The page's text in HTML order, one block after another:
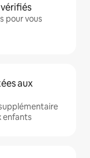
pour vous
aux
enfants